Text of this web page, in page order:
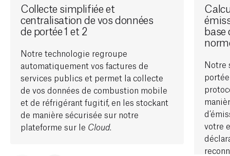
Collecte simplifiée et
centralisation de vos données
de portée 1 et 2
Notre technologie regroupe
automatiquement vos factures de
services publics et permet la collecte
de vos données de combustion mobile
et de réfrigérant fugitif, en les stockant
de manière sécurisée sur notre
plateforme sur le Cloud.
base
Notre
votre